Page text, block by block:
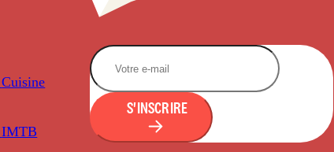
Cuisine
IMTB
S'INSCRIRE